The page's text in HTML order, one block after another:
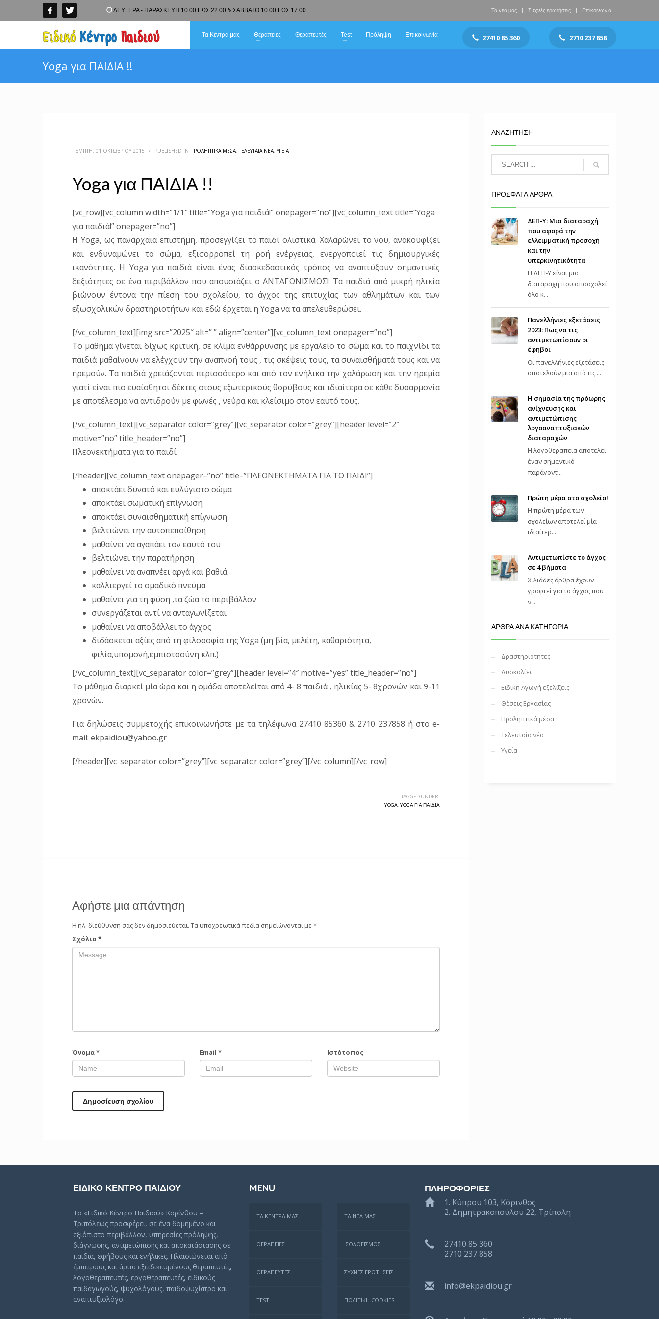
ΔΕΥΤΕΡΑ - ΠΑΡΑΣΚΕΥΗ 10:00 ΕΩΣ 22:00 & ΣΑΒΒΑΤΟ 10:00 ΕΩΣ 17:00 Τα νέα μας Συχνές ερωτήσεις Επικοινωνία
Τα Κέντρα μας Θεραπείες Θεραπευτές Test Πρόληψη Επικοινωνία 27410 85 360 2710 237 858
Yoga για ΠΑΙΔΙΑ !!
ΠΈΜΠΤΗ, 01 ΟΚΤΩΒΡΊΟΥ 2015 / PUBLISHED IN ΠΡΟΛΗΠΤΙΚΆ ΜΈΣΑ,ΤΕΛΕΥΤΑΊΑ ΝΈΑ,ΥΓΕΊΑ
Yoga για ΠΑΙΔΙΑ !!
[vc_row][vc_column width=”1/1″ title=”Yoga για παιδιά!” onepager=”no”][vc_column_text title=”Yoga
για παιδιά!” onepager=”no”]
Η Υοga, ως πανάρχαια επιστήμη, προσεγγίζει το παιδί ολιστικά. Χαλαρώνει το νου, ανακουφίζει
και ενδυναμώνει το σώμα, εξισορροπεί τη ροή ενέργειας, ενεργοποιεί τις δημιουργικές
ικανότητες. Η Yoga για παιδιά είναι ένας διασκεδαστικός τρόπος να αναπτύξουν σημαντικές
δεξιότητες σε ένα περιβάλλον που απουσιάζει ο ΑΝΤΑΓΩΝΙΣΜΟΣ!. Τα παιδιά από μικρή ηλικία
βιώνουν έντονα την πίεση του σχολείου, το άγχος της επιτυχίας των αθλημάτων και των
εξωσχολικών δραστηριοτήτων και εδώ έρχεται η Yoga να τα απελευθερώσει.
[/vc_column_text][img src=”2025″ alt=” ” align=”center”][vc_column_text onepager=”no”]
Το μάθημα γίνεται δίχως κριτική, σε κλίμα ενθάρρυνσης με εργαλείο το σώμα και το παιχνίδι τα
παιδιά μαθαίνουν να ελέγχουν την αναπνοή τους , τις σκέψεις τους, τα συναισθήματά τους και να
ηρεμούν. Τα παιδιά χρειάζονται περισσότερο και από τον ενήλικα την χαλάρωση και την ηρεμία
γιατί είναι πιο ευαίσθητοι δέκτες στους εξωτερικούς θορύβους και ιδιαίτερα σε κάθε δυσαρμονία
με αποτέλεσμα να αντιδρούν με φωνές , νεύρα και κλείσιμο στον εαυτό τους.
[/vc_column_text][vc_separator color=”grey”][vc_separator color=”grey”][header level=”2″
motive=”no” title_header=”no”]
Πλεονεκτήματα για το παιδί
[/header][vc_column_text onepager=”no” title=”ΠΛΕΟΝΕΚΤΗΜΑΤΑ ΓΙΑ ΤΟ ΠΑΙΔΙ”]
αποκτάει δυνατό και ευλύγιστο σώμα
αποκτάει σωματική επίγνωση
αποκτάει συναισθηματική επίγνωση
βελτιώνει την αυτοπεποίθηση
μαθαίνει να αγαπάει τον εαυτό του
βελτιώνει την παρατήρηση
μαθαίνει να αναπνέει αργά και βαθιά
καλλιεργεί το ομαδικό πνεύμα
μαθαίνει για τη φύση ,τα ζώα το περιβάλλον
συνεργάζεται αντί να ανταγωνίζεται
μαθαίνει να αποβάλλει το άγχος
διδάσκεται αξίες από τη φιλοσοφία της Yoga (μη βία, μελέτη, καθαριότητα,
φιλία,υπομονή,εμπιστοσύνη κλπ.)
[/vc_column_text][vc_separator color=”grey”][header level=”4″ motive=”yes” title_header=”no”]
Το μάθημα διαρκεί μία ώρα και η ομάδα αποτελείται από 4- 8 παιδιά , ηλικίας 5- 8χρονών και 9-11
χρονών.
Για δηλώσεις συμμετοχής επικοινωνήστε με τα τηλέφωνα 27410 85360 & 2710 237858 ή στο e-
mail: ekpaidiou@yahoo.gr
[/header][vc_separator color=”grey”][vc_separator color=”grey”][/vc_column][/vc_row]
TAGGED UNDER:
YOGA YOGA ΓΙΑ ΠΑΙΔΙΆ
Αφήστε μια απάντηση
Η ηλ. διεύθυνση σας δεν δημοσιεύεται. Τα υποχρεωτικά πεδία σημειώνονται με *
Σχόλιο *
Όνομα* Email * Ιστότοπος
ΑΝΑΖΗΤΗΣΗ
ΠΡΟΣΦΑΤΑ ΑΡΘΡΑ
ΔΕΠ-Υ: Μια διαταραχή
που αφορά την
ελλειμματική προσοχή
και την
υπερκινητικότητα
Η ΔΕΠ-Υ είναι μια
διαταραχή που απασχολεί
όλο κ...
Πανελλήνιες εξετάσεις
2023: Πως να τις
αντιμετωπίσουν οι
έφηβοι
Οι πανελλήνιες εξετάσεις
αποτελούν μια από τις ...
Η σημασία της πρόωρης
ανίχνευσης και
αντιμετώπισης
λογοαναπτυξιακών
διαταραχών
Η λογοθεραπεία αποτελεί
έναν σημαντικό
παράγοντ...
Πρώτη μέρα στο σχολείο!
Η πρώτη μέρα των
σχολείων αποτελεί μία
ιδιαίτερ...
Αντιμετωπίστε το άγχος
σε 4 βήματα
Χιλιάδες άρθρα έχουν
γραφτεί για το άγχος που
ν...
ΑΡΘΡΑ ΑΝΑ ΚΑΤΗΓΟΡΙΑ
Δραστηριότητες
Δυσκολίες
Ειδική Αγωγή εξελίξεις
Θέσεις Εργασίας
Προληπτικά μέσα
Τελευταία νέα
Υγεία
ΕΙΔΙΚΟ ΚΕΝΤΡΟ ΠΑΙΔΙΟΥ
Το «Ειδικό Κέντρο Παιδιού» Κορίνθου –
Τριπόλεως προσφέρει, σε ένα δομημένο και
αξιόπιστο περιβάλλον, υπηρεσίες πρόληψης,
διάγνωσης, αντιμετώπισης και αποκατάστασης σε
παιδιά, εφήβους και ενήλικες. Πλαισιώνεται από
έμπειρους και άρτια εξειδικευμένους θεραπευτές,
λογοθεραπευτές, εργοθεραπευτές, ειδικούς
παιδαγωγούς, ψυχολόγους, παιδοψυχίατρο και
αναπτυξιολόγο.
MENU
ΤΑ ΚΈΝΤΡΑ ΜΑΣ
ΘΕΡΑΠΕΊΕΣ
ΘΕΡΑΠΕΥΤΈΣ
TEST
ΤΑ ΝΈΑ ΜΑΣ
ΙΣΟΛΟΓΙΣΜΌΣ
ΣΥΧΝΈΣ ΕΡΩΤΉΣΕΙΣ
ΠΟΛΙΤΙΚΉ COOKIES
ΠΛΗΡΟΦΟΡΙΕΣ
1. Κύπρου 103, Κόρινθος
2. Δημητρακοπούλου 22, Τρίπολη
27410 85 360
2710 237 858
info@ekpaidiou.gr